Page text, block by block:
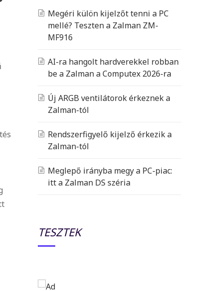
Megéri külön kijelzőt tenni a PC
mellé? Teszten a Zalman ZM-
MF916
AI-ra hangolt hardverekkel robban
be a Zalman a Computex 2026-ra
Új ARGB ventilátorok érkeznek a
Zalman-tól
Rendszerfigyelő kijelző érkezik a
Zalman-tól
Meglepő irányba megy a PC-piac:
itt a Zalman DS széria
TESZTEK